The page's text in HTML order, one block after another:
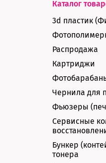
Каталог
3d пластик
Распродажа
Картриджи
Чернила для
Фьюзеры
Сервисные
Бункер
тонера